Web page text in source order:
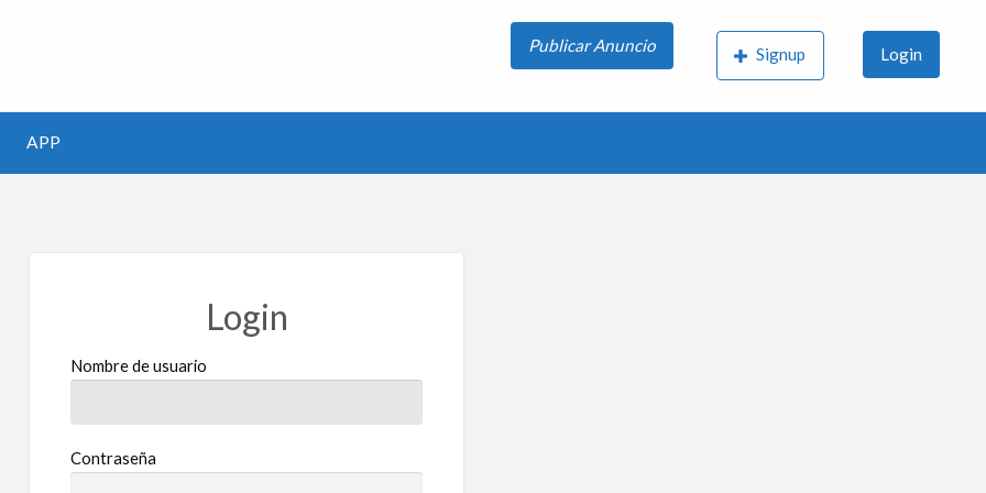
Publicar Anuncio Signup Login
APP
Login
Nombre de usuario
Contraseña